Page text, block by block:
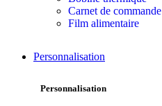
Carnet de commande
Film alimentaire
Personnalisation
Personnalisation